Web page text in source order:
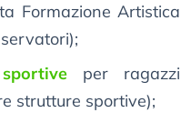
Formazione Artistica
per ragazzi
strutture sportive);